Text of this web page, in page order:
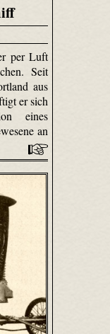
per Luft
Seit
aus
er sich
eines
an